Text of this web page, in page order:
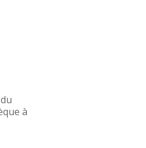
à